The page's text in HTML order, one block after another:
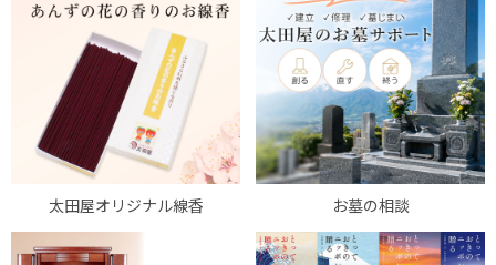
太田屋オリジナル線香 お墓の相談